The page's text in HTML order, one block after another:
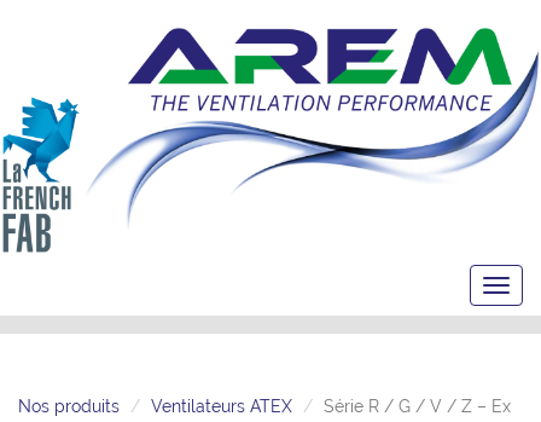
Nos produits Ventilateurs ATEX Série R / G / V / Z – Ex